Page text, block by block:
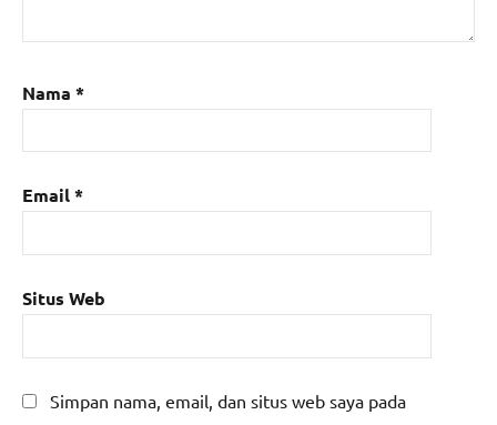
Nama *
Email*
Situs Web
Simpan nama, email, dan situs web saya pada